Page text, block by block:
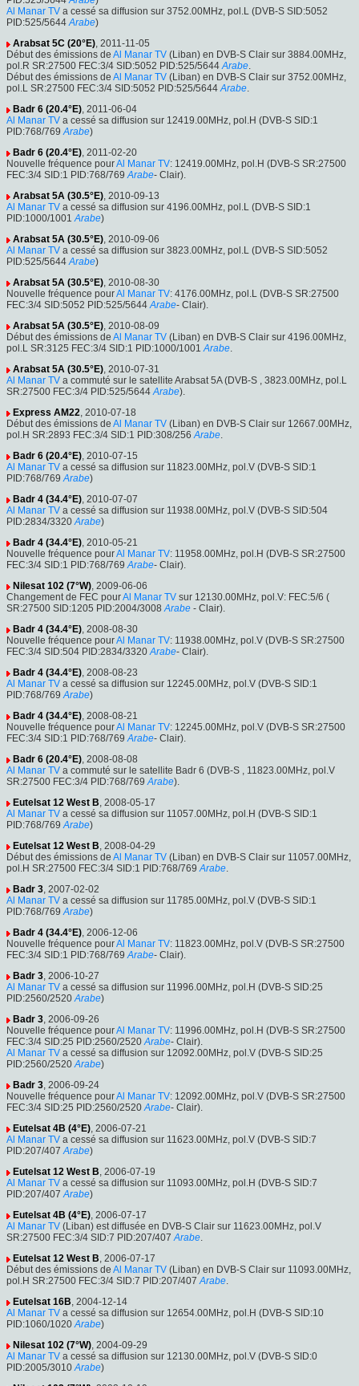
Al Manar TV a cessé sa diffusion sur 3752.00MHz, pol.L (DVB-S SID:5052
PID:525/5644 Arabe)
Arabsat 5C (20°E), 2011-11-05
Début des émissions de Al Manar TV (Liban) en DVB-S Clair sur 3884.00MHz,
pol.R SR:27500 FEC:3/4 SID:5052 PID:525/5644 Arabe.
Début des émissions de Al Manar TV (Liban) en DVB-S Clair sur 3752.00MHz,
pol.L SR:27500 FEC:3/4 SID:5052 PID:525/5644 Arabe.
Badr 6 (20.4°E), 2011-06-04
Al Manar TV a cessé sa diffusion sur 12419.00MHz, pol.H (DVB-S SID:1
PID:768/769 Arabe)
Badr 6 (20.4°E), 2011-02-20
Nouvelle fréquence pourAl Manar TV: 12419.00MHz, pol.H (DVB-S SR:27500
FEC:3/4 SID:1 PID:768/769 Arabe- Clair).
Arabsat 5A (30.5°E), 2010-09-13
Al Manar TV a cessé sa diffusion sur 4196.00MHz, pol.L (DVB-S SID:1
PID:1000/1001 Arabe)
Arabsat 5A (30.5°E), 2010-09-06
Al Manar TV a cessé sa diffusion sur 3823.00MHz, pol.L (DVB-S SID:5052
PID:525/5644 Arabe)
Arabsat 5A (30.5°E), 2010-08-30
Nouvelle fréquence pourAl Manar TV: 4176.00MHz, pol.L (DVB-S SR:27500
FEC:3/4 SID:5052 PID:525/5644 Arabe- Clair).
Arabsat 5A (30.5°E), 2010-08-09
Début des émissions de Al Manar TV (Liban) en DVB-S Clair sur 4196.00MHz,
pol.L SR:3125 FEC:3/4 SID:1 PID:1000/1001 Arabe.
Arabsat 5A (30.5°E), 2010-07-31
Al Manar TV a commuté sur le satellite Arabsat 5A (DVB-S , 3823.00MHz, pol.L
SR:27500 FEC:3/4 PID:525/5644 Arabe).
Express AM22, 2010-07-18
Début des émissions de Al Manar TV (Liban) en DVB-S Clair sur 12667.00MHz,
pol.H SR:2893 FEC:3/4 SID:1 PID:308/256 Arabe.
Badr 6 (20.4°E), 2010-07-15
Al Manar TV a cessé sa diffusion sur 11823.00MHz, pol.V (DVB-S SID:1
PID:768/769 Arabe)
Badr 4 (34.4°E), 2010-07-07
Al Manar TV a cessé sa diffusion sur 11938.00MHz, pol.V (DVB-S SID:504
PID:2834/3320 Arabe)
Badr 4 (34.4°E), 2010-05-21
Nouvelle fréquence pourAl Manar TV: 11958.00MHz, pol.H (DVB-S SR:27500
FEC:3/4 SID:1 PID:768/769 Arabe- Clair).
Nilesat 102 (7°W), 2009-06-06
Changement de FEC pourAl Manar TV sur 12130.00MHz, pol.V: FEC:5/6 (
SR:27500 SID:1205 PID:2004/3008 Arabe - Clair).
Badr 4 (34.4°E), 2008-08-30
Nouvelle fréquence pourAl Manar TV: 11938.00MHz, pol.V (DVB-S SR:27500
FEC:3/4 SID:504 PID:2834/3320 Arabe- Clair).
Badr 4 (34.4°E), 2008-08-23
Al Manar TV a cessé sa diffusion sur 12245.00MHz, pol.V (DVB-S SID:1
PID:768/769 Arabe)
Badr 4 (34.4°E), 2008-08-21
Nouvelle fréquence pourAl Manar TV: 12245.00MHz, pol.V (DVB-S SR:27500
FEC:3/4 SID:1 PID:768/769 Arabe- Clair).
Badr 6 (20.4°E), 2008-08-08
Al Manar TV a commuté sur le satellite Badr 6 (DVB-S , 11823.00MHz, pol.V
SR:27500 FEC:3/4 PID:768/769 Arabe).
Eutelsat 12 West B, 2008-05-17
Al Manar TV a cessé sa diffusion sur 11057.00MHz, pol.H (DVB-S SID:1
PID:768/769 Arabe)
Eutelsat 12 West B, 2008-04-29
Début des émissions de Al Manar TV (Liban) en DVB-S Clair sur 11057.00MHz,
pol.H SR:27500 FEC:3/4 SID:1 PID:768/769 Arabe.
Badr 3, 2007-02-02
Al Manar TV a cessé sa diffusion sur 11785.00MHz, pol.V (DVB-S SID:1
PID:768/769 Arabe)
Badr 4 (34.4°E), 2006-12-06
Nouvelle fréquence pourAl Manar TV: 11823.00MHz, pol.V (DVB-S SR:27500
FEC:3/4 SID:1 PID:768/769 Arabe- Clair).
Badr 3, 2006-10-27
Al Manar TV a cessé sa diffusion sur 11996.00MHz, pol.H (DVB-S SID:25
PID:2560/2520 Arabe)
Badr 3, 2006-09-26
Nouvelle fréquence pourAl Manar TV: 11996.00MHz, pol.H (DVB-S SR:27500
FEC:3/4 SID:25 PID:2560/2520 Arabe- Clair).
Al Manar TV a cessé sa diffusion sur 12092.00MHz, pol.V (DVB-S SID:25
PID:2560/2520 Arabe)
Badr 3, 2006-09-24
Nouvelle fréquence pourAl Manar TV: 12092.00MHz, pol.V (DVB-S SR:27500
FEC:3/4 SID:25 PID:2560/2520 Arabe- Clair).
Eutelsat 4B (4°E), 2006-07-21
Al Manar TV a cessé sa diffusion sur 11623.00MHz, pol.V (DVB-S SID:7
PID:207/407 Arabe)
Eutelsat 12 West B, 2006-07-19
Al Manar TV a cessé sa diffusion sur 11093.00MHz, pol.H (DVB-S SID:7
PID:207/407 Arabe)
Eutelsat 4B (4°E), 2006-07-17
Al Manar TV (Liban) est diffusée en DVB-S Clair sur 11623.00MHz, pol.V
SR:27500 FEC:3/4 SID:7 PID:207/407 Arabe.
Eutelsat 12 West B, 2006-07-17
Début des émissions de Al Manar TV (Liban) en DVB-S Clair sur 11093.00MHz,
pol.H SR:27500 FEC:3/4 SID:7 PID:207/407 Arabe.
Eutelsat 16B, 2004-12-14
Al Manar TV a cessé sa diffusion sur 12654.00MHz, pol.H (DVB-S SID:10
PID:1060/1020 Arabe)
Nilesat 102 (7°W), 2004-09-29
Al Manar TV a cessé sa diffusion sur 12130.00MHz, pol.V (DVB-S SID:0
PID:2005/3010 Arabe)